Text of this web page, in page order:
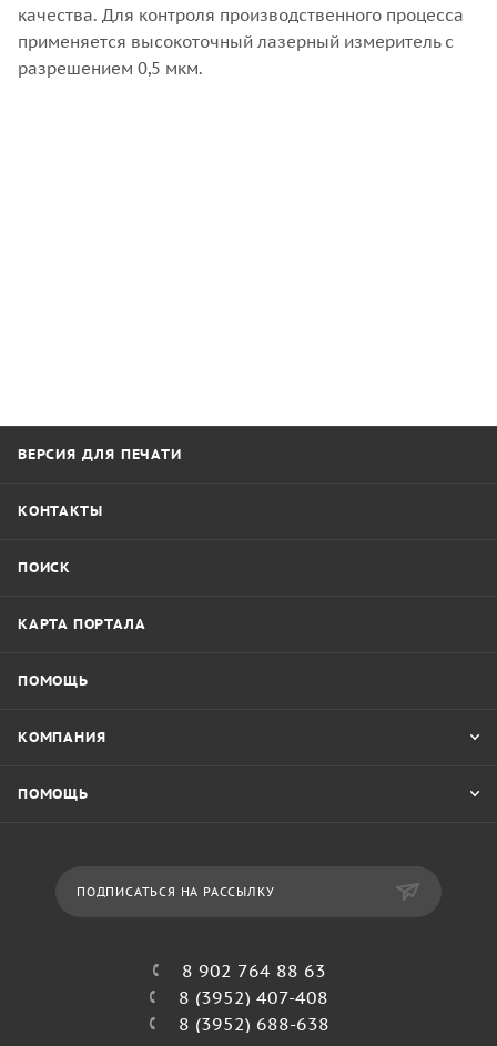
качества. Для контроля производственного процесса
применяется высокоточный лазерный измеритель с
разрешением 0,5 мкм.
ВЕРСИЯ ДЛЯ ПЕЧАТИ
КОНТАКТЫ
ПОИСК
КАРТА ПОРТАЛА
ПОМОЩЬ
КОМПАНИЯ
ПОМОЩЬ
ПОДПИСАТЬСЯ НА РАССЫЛКУ
8 902 764 88 63
8 (3952) 407-408
8 (3952) 688-638